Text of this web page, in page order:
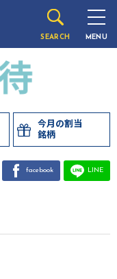
SEARCH MENU
今月の割当
銘柄
facebook LINE